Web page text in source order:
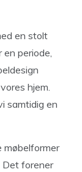
en stolt
periode,
hjem.
samtidig en
møbelformer
Det forener